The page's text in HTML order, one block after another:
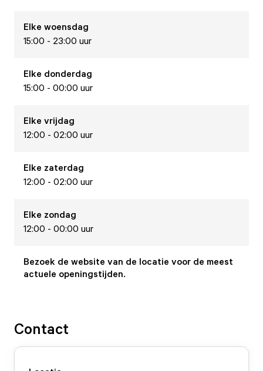
Elke woensdag
15:00 - 23:00 uur
Elke donderdag
15:00 - 00:00 uur
Elke vrijdag
12:00 - 02:00 uur
Elke zaterdag
12:00 - 02:00 uur
Elke zondag
12:00 - 00:00 uur
Bezoek de website van de locatie voor de meest
actuele openingstijden.
Contact